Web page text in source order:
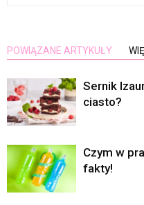
POWIĄZANE ARTYKUŁY
Sernik
ciasto?
Czym w
fakty!